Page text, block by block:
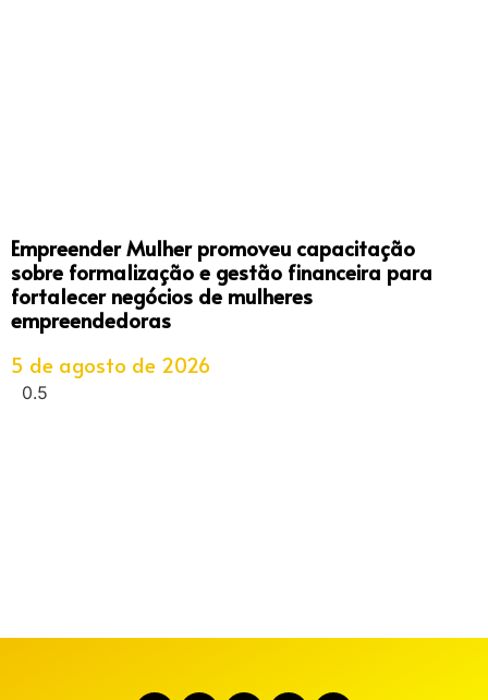
Empreender Mulher promoveu capacitação
sobre formalização e gestão financeira para
fortalecer negócios de mulheres
empreendedoras
5 de agosto de 2026